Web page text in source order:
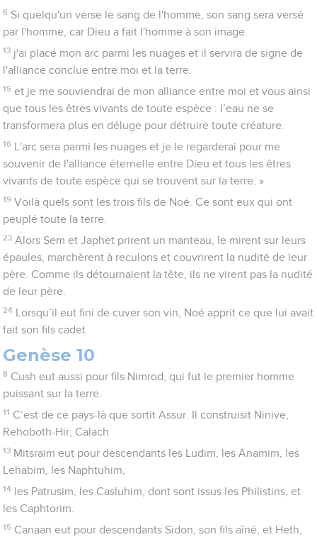
6 Si quelqu'un verse le sang de l'homme, son sang sera versé
par l'homme, car Dieu a fait l'homme à son image.
13 j'ai placé mon arc parmi les nuages et il servira de signe de
l'alliance conclue entre moi et la terre.
15 et je me souviendrai de mon alliance entre moi et vous ainsi
que tous les êtres vivants de toute espèce : l’eau ne se
transformera plus en déluge pour détruire toute créature.
16
L'arc sera parmi les nuages et je le regarderai pour me
souvenir de l'alliance éternelle entre Dieu et tous les êtres
vivants de toute espèce qui se trouvent sur la terre. »
19 Voilà quels sont les trois fils de Noé. Ce sont eux qui ont
peuplé toute la terre.
23 Alors Sem et Japhet prirent un manteau, le mirent sur leurs
épaules, marchèrent à reculons et couvrirent la nudité de leur
père. Comme ils détournaient la tête, ils ne virent pas la nudité
de leur père.
24
Lorsqu’il eut fini de cuver son vin, Noé apprit ce que lui avait
fait son fils cadet
Genèse 10
8 Cush eut aussi pour fils Nimrod, qui fut le premier homme
puissant sur la terre.
11 C’est de ce pays-là que sortit Assur. Il construisit Ninive,
Rehoboth-Hir, Calach
13 Mitsraïm eut pour descendants les Ludim, les Anamim, les
Lehabim, les Naphtuhim,
14
les Patrusim, les Casluhim, dont sont issus les Philistins, et
les Caphtorim.
15 Canaan eut pour descendants Sidon, son fils aîné, et Heth,